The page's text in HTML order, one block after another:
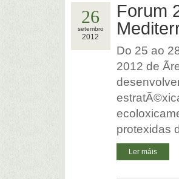
26
setembro
2012
Forum
Do 25 ao
2012 de
protexidas
Ler máis